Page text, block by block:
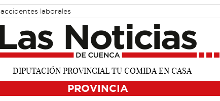
accidentes laborales
PROVINCIA